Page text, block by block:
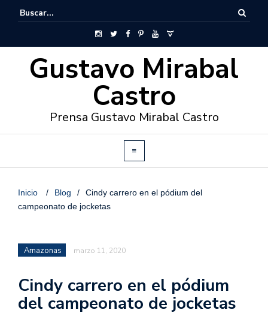
Gustavo Mirabal
Castro
Prensa Gustavo Mirabal Castro
Inicio / Blog /
Cindy carrero en el pódium del
campeonato de jocketas
Amazonas marzo 11, 2020
Cindy carrero en el pódium
del campeonato de jocketas